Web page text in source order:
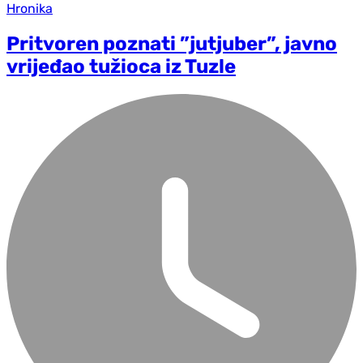
Hronika
Pritvoren poznati ”jutjuber”, javno
vrijeđao tužioca iz Tuzle